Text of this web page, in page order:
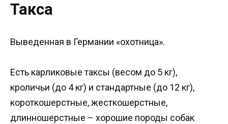
Такса
Выведенная в Германии «охотница».
Есть карликовые таксы (весом до 5 кг),
кроличьи (до 4 кг) и стандартные (до 12 кг),
короткошерстные, жесткошерстные,
длинношерстные – хорошие породы собак